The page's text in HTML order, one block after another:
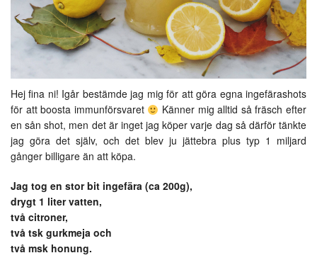
Hej fina ni! Igår bestämde jag mig för att göra egna ingefärashots
för att boosta immunförsvaret
Känner mig alltid så fräsch efter
en sån shot, men det är inget jag köper varje dag så därför tänkte
jag göra det själv, och det blev ju jättebra plus typ 1 miljard
gånger billigare än att köpa.
Jag tog en stor bit ingefära (ca 200g),
drygt 1 liter vatten,
två citroner,
två tsk gurkmeja och
två msk honung.